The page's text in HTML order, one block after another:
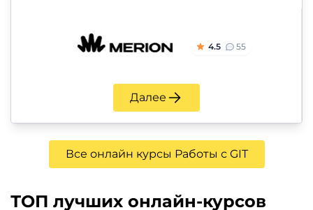
4.5 55
Далее
Все онлайн курсы Работы с GIT
ТОП лучших онлайн-курсов